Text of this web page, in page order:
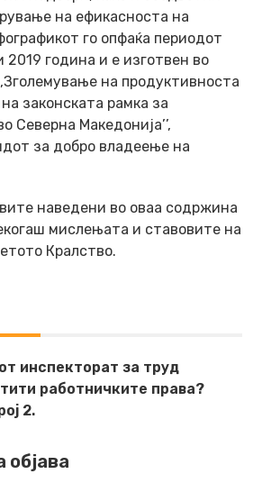
на ефикасноста на
го опфаќа периодот
2019 година и е изготвен во
на продуктивноста
законската рамка за
Северна Македонија’’,
за добро владеење на
наведени во оваа содржина
мислењата и ставовите на
Кралство.
инспекторат за труд
работничките права?
2.
објава